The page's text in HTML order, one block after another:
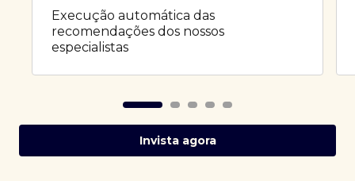
Execução automática das
recomendações dos nossos
especialistas
Invista agora